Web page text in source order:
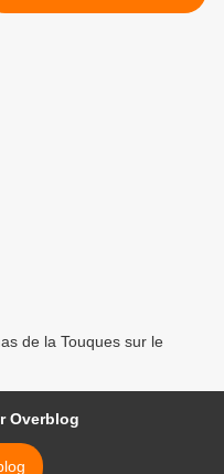
de la Touques sur le
Overblog